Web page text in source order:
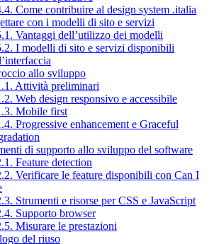
Come contribuire al design system .italia
con i modelli di sito e servizi
Vantaggi dell’utilizzo dei modelli
I modelli di sito e servizi disponibili
allo sviluppo
Attività preliminari
Web design responsivo e accessibile
Mobile first
Progressive enhancement e Graceful
di supporto allo sviluppo del software
Feature detection
Verificare le feature disponibili con Can I
Strumenti e risorse per CSS e JavaScript
Supporto browser
Misurare le prestazioni
del riuso